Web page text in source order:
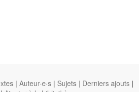
| Auteur·e·s | Sujets | Derniers ajouts |